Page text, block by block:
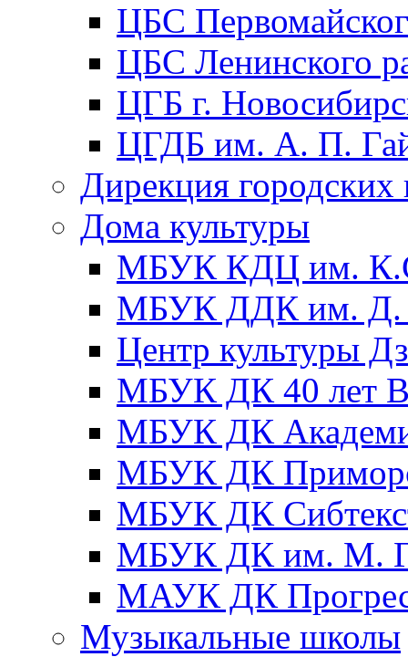
ЦБС
ЦБС Ленинского
ЦГБ г.
ЦГДБ им. А. П.
Дирекция городских
Дома культуры
МБУК КДЦ им.
МБУК ДДК им. Д.
Центр культуры
МБУК ДК 40 лет
МБУК ДК
МБУК ДК
МБУК ДК
МБУК ДК им. М.
МАУК ДК
Музыкальные школы